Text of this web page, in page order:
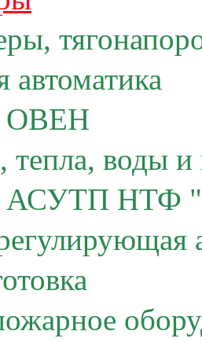
автоматика
ОВЕН
тепла, воды и
АСУТП НТФ